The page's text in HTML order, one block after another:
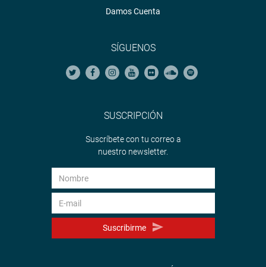
Damos Cuenta
SÍGUENOS
SUSCRIPCIÓN
Suscríbete con tu correo a
nuestro newsletter.
Suscribirme